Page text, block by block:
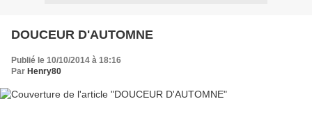
DOUCEUR D'AUTOMNE
Publié le 10/10/2014 à 18:16
Par Henry80